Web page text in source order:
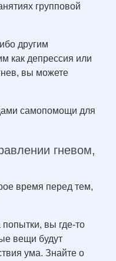
групповой
другим
как депрессия или
вы можете
самопомощи для
гневом,
время перед тем,
вы где-то
вещи будут
ума. Знайте о